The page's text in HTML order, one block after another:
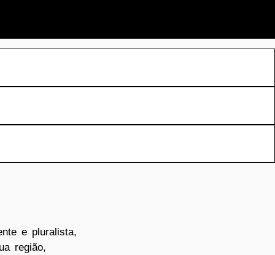
e pluralista,
região,